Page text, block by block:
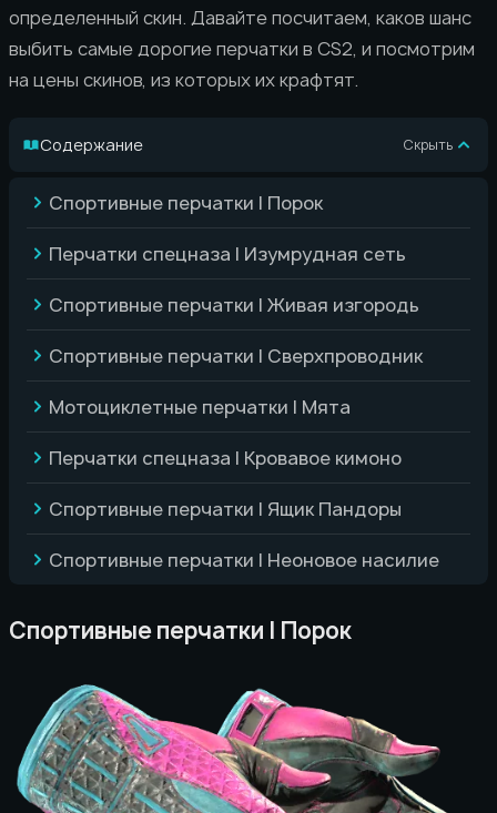
определенный скин. Давайте посчитаем, каков шанс
выбить самые дорогие перчатки в CS2, и посмотрим
на цены скинов, из которых их крафтят.
Содержание Скрыть
Спортивные перчатки | Порок
Перчатки спецназа | Изумрудная сеть
Спортивные перчатки | Живая изгородь
Спортивные перчатки | Сверхпроводник
Мотоциклетные перчатки | Мята
Перчатки спецназа | Кровавое кимоно
Спортивные перчатки | Ящик Пандоры
Спортивные перчатки | Неоновое насилие
Спортивные перчатки | Порок